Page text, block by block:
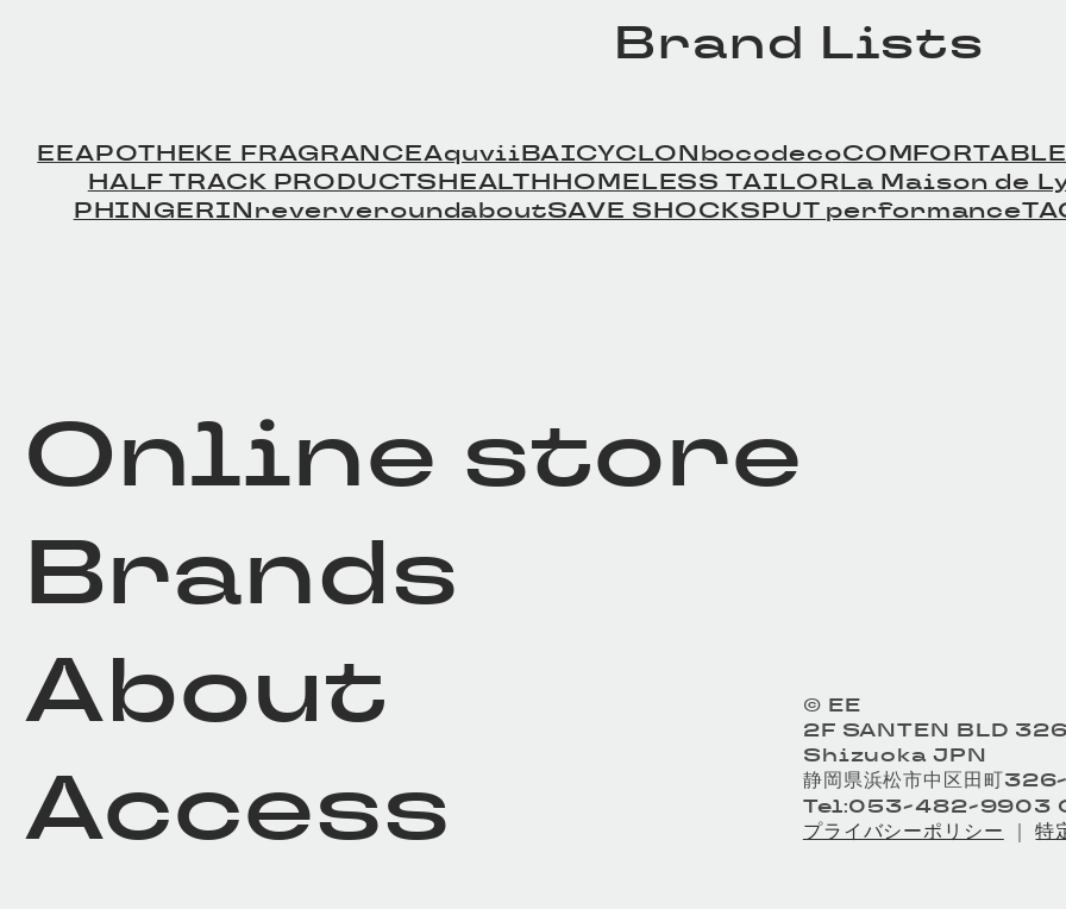
Brand Lists
EEAPOTHEKE FRAGRANCEAquviiBAICYCLONbocodeco
HALF TRACK PRODUCTSHEALTHHOMELESS TAILORLa Maison de
PHINGERINreververoundaboutSAVE SHOCKSPUT performance
Online store
Brands
About
Access
© EE
2F SANTEN BLD
Shizuoka JPN
静岡県浜松市中区田町
Tel:053-482-9903
プライバシーポリシー ｜特